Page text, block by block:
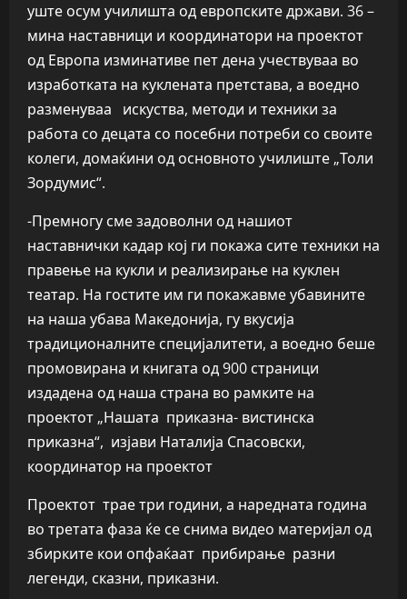
уште осум училишта од европските држави. 36 –
мина наставници и координатори на проектот
од Европа изминативе пет дена учествуваа во
изработката на куклената претстава, а воедно
разменуваа искуства, методи и техники за
работа со децата со посебни потреби со своите
колеги, домаќини од основното училиште „Толи
Зордумис“.
-Премногу сме задоволни од нашиот
наставнички кадар кој ги покажа сите техники на
правење на кукли и реализирање на куклен
театар. На гостите им ги покажавме убавините
на наша убава Македонија, гу вкусија
традиционалните специјалитети, а воедно беше
промовирана и книгата од 900 страници
издадена од наша страна во рамките на
проектот „Нашата приказна- вистинска
приказна“, изјави Наталија Спасовски,
координатор на проектот
Проектот трае три години, а наредната година
во третата фаза ќе се снима видео материјал од
збирките кои опфаќаат прибирање разни
легенди, сказни, приказни.